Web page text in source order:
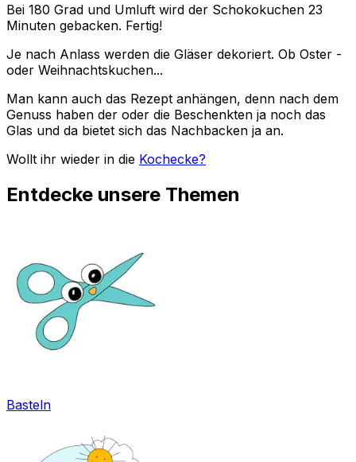
Bei 180 Grad und Umluft wird der Schokokuchen 23
Minuten gebacken. Fertig!
Je nach Anlass werden die Gläser dekoriert. Ob Oster -
oder Weihnachtskuchen...
Man kann auch das Rezept anhängen, denn nach dem
Genuss haben der oder die Beschenkten ja noch das
Glas und da bietet sich das Nachbacken ja an.
Wollt ihr wieder in die Kochecke?
Entdecke unsere Themen
Basteln